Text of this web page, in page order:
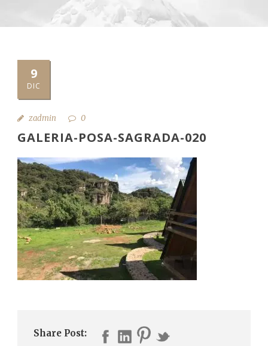
9
DIC
zadmin 0
GALERIA-POSA-SAGRADA-020
Share Post: